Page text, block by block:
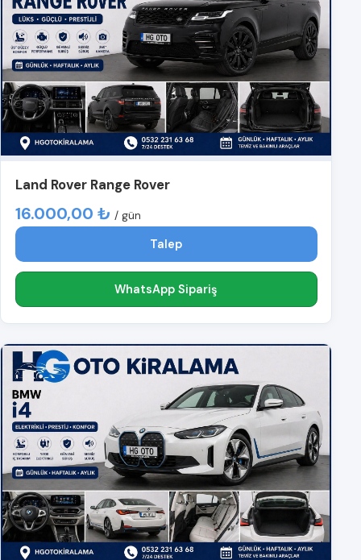
Land Rover Range Rover
16.000,00 ₺ / gün
Talep
WhatsApp Sipariş